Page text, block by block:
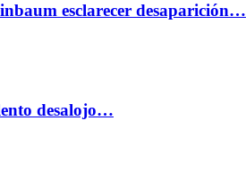
esclarecer desaparición…
desalojo…